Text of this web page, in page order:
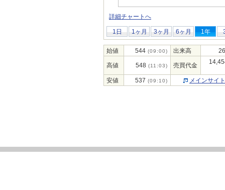
詳細チャートへ
1日 1ヶ月 3ヶ月 6ヶ月 1年
始値 544 (09:00) 出来高
高値 548 (11:03) 売買代金
安値 537 (09:10) メインサイ